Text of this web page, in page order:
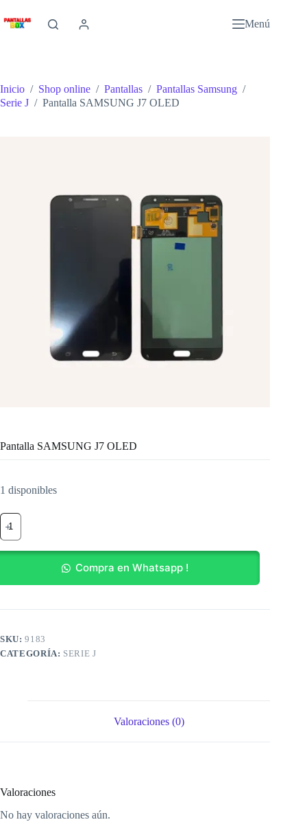
al
contenido
Menú
Inicio / Shop online / Pantallas / Pantallas Samsung /
Serie J / Pantalla SAMSUNG J7 OLED
Pantalla SAMSUNG J7 OLED
1 disponibles
Pantalla
SAMSUNG
J7
OLED
Compra en Whatsapp !
SKU:9183
CATEGORÍA: SERIE J
Valoraciones (0)
Valoraciones
No hay valoraciones aún.